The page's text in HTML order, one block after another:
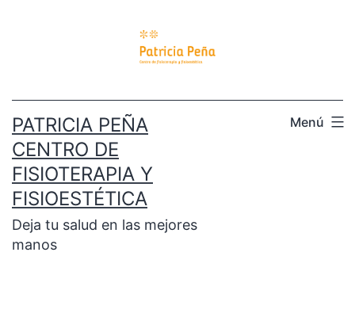
PATRICIA PEÑA
CENTRO DE
FISIOTERAPIA Y
FISIOESTÉTICA
Deja tu salud en las mejores
manos
Menú